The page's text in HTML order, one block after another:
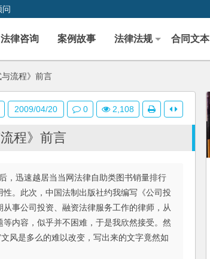
问
法律咨询 案例故事 法律法规 合同文本
流程》前言
程》前言
，迅速越居当当网法律自助类图书销量排行
。此次，中国法制出版社约我编写《公司投
事公司投资、融资法律服务工作的律师，从
内容，似乎并不困难，于是我欣然接受。然
风是多么的难以改变，写出来的文字竟然如
2009/04/20 0 2,108